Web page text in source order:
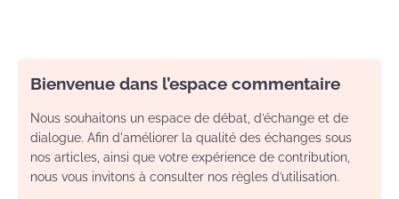
Bienvenue dans l’espace commentaire
Nous souhaitons un espace de débat, d’échange et de
dialogue. Afin d'améliorer la qualité des échanges sous
nos articles, ainsi que votre expérience de contribution,
nous vous invitons à consulter nos règles d’utilisation.